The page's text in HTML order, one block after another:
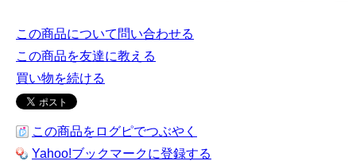
この商品について問い合わせる
この商品を友達に教える
買い物を続ける
この商品をログピでつぶやく
Yahoo!ブックマークに登録する